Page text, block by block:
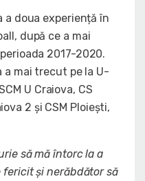
a doua experiență în
după ce a mai
2017-2020.
a mai trecut pe la U-
U Craiova, CS
2 și CSM Ploiești,
să mă întorc la a
fericit și nerăbdător să